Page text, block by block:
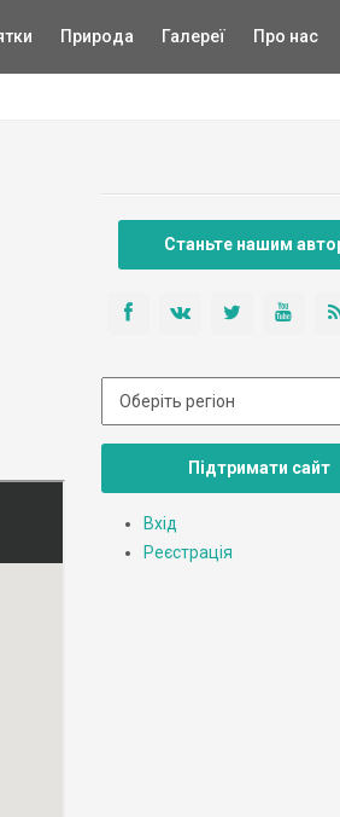
Природа Галереї Про нас
Станьте нашим
Підтримати сайт
Вхід
Реєстрація